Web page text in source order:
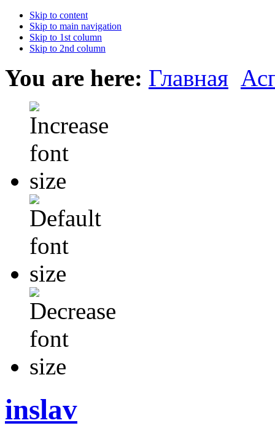
Skip to content
Skip to main navigation
Skip to 1st column
Skip to 2nd column
You are here: Главная
inslav